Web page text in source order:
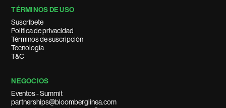
TÉRMINOS DE USO
Suscríbete
Política de privacidad
Términos de suscripción
Tecnología
T&C
NEGOCIOS
Eventos - Summit
partnerships@bloomberglinea.com